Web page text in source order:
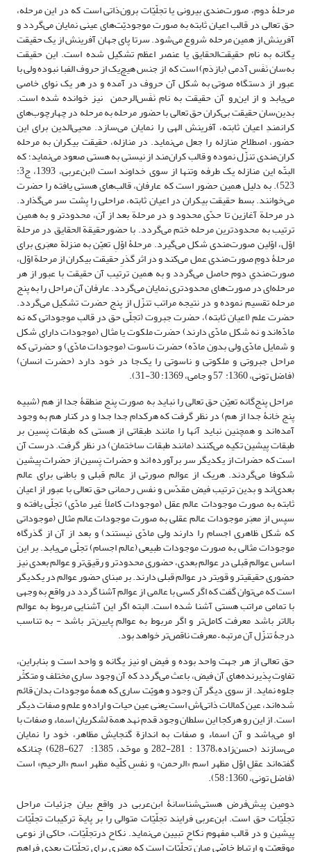
مرحلۀ دوم، صورت‌مندی بیرونی یا تجلّیّات برون‌ذاتی است که در این مرحله،
حق تعالی در قالب اعیان ثابته به صورت موجودیّت‌های عینی نمایان می‌گردد و
آفرینش از همین مرحله شروع می‌شود. سرتا پای جهان آفرینش از یک حقیقت
یگانه به نام حقیقت‌الحقایق یا عنصر اعظم تشکیل شده است. این حقیقت
به‌سان نَفَس آدمی (بازدَم) است که از جنس هیچ‌یک از حروف الفبا نبوده ولی با
عبور از دستگاه صوتی به شکل آن حروف در آمده و در هر یک نوای خاصی
می‌یابد و از این‌رو آن حقیقت به نام نَفَس‌الرحمن نیز خوانده شده است.
بدین‌سان حقیقت بی‌کران حق تعالی با حضور مرحله به مرحله در چهارچوب‌های
کرانمندِ اعیان ثابته، آفرینش الهی را نمایان می‌سازد. محیی‌الدین برای این
حضور، اصطلاح منازله را جعل می‌نماید. در منازله، حقیقت بیکران به مرحله
کران‌مندی تنزّل نموده و قالب کران‌مند از نیستی به هستی صعود می‌نماید؛ که
البتّه این منازله یک طرفه وتنها از سوی خداوند است (ابن‌عربی، 1393، ج3:
523). به دلیل همین حضور است که عارفان، قالب‌های هستی یافته را حضرت
می‌خوانند. بسط حقیقت بیکران در اعیان ثابته، مراحلی را پشت سر می‌گذارد.
در مرحلة آغازین تا حدّی محدود و در مرحلة بعد از آن، محدودتر و به همین
ترتیب به محدود‌ترین مرحله ختم می‌گردد. با حضورحقیقة الحقایق در مرحلة
اوّل، اوّلین صورت‌مندی شکل می‌گیرد. مرحلۀ اوّلِ تعیّن به منزلة معبَری برای
مرحلۀ دومِ صورت‌مندی عمل می‌کند و در اثر گذرِ حقیقت بیکران از مرحلة اوّل،
صورت‌مندیِ دوم حاصل می‌گردد و به همین ترتیب آن حقیقت با عبور از هر
مرحله‌ای در صورت‌های محدودتری نمایان می‌گردد. عارفان آن مراحل را به پنج
مرحله تقسیم نموده و در نتیجه مراتب تنزّل از پنج حضرت تشکیل می‌گردد.
حضرت علم (اعیان ثابته)، حضرت جبروت (تجلّی حق در قالب موجوداتی که نه
مادّه‌اند و نه شکل مادّی دارند) حضرت ملکوت یا مثال (موجودات دارای شکل
و شمایل مادّی ولی بدون مادّه) حضرت ناسوت (موجودات مادّی) و حضرتی که
مراحل جبروتی و ملکوتی و ناسوتی را یک‌جا در خود دارد (حضرت انسان)
(فاضل تونی، 1360: 57 و جامی‌، 1369: 30-31).
مراحل پنج‌گانه تعیّن حق تعالی را نباید به صورت پنج منطقۀ جدا از هم (شبیه
پنج خانۀ جدا از هم) در نظر گرفت که هرکدام جدا جدا و در کنار هم به وجود
آمده‌اند و همچنین نباید آنها را مانند طبقاتی از هستی که طبقات پَسین بر
طبقات پیشین تکیه می‌کنند (مانند طبقات ساختمان) در نظر گرفت. درست آن
است که حضرات از یکدیگر سر برآورده اند و حضرات پَسین از حضرات پیشین
شکوفا می‌گردند. هریک از عوالم صورتی از عالم قبلی و باطنی برای عالم
بعدی‌اند و بدین ترتیب فیض مقدّس و نفس رحمانی حق تعالی با عبور از اعیان
ثابته به صورت موجودات عالم عقل (موجودات کاملاً غیر مادّی) تجلّی یافته و
سپس از معبَر موجودات عالم عقلی به صورت موجودات عالم مثال (موجوداتی
که شکل ظاهری اجسام را دارند ولی مادّی نیستند) و بعد از آن از گذرگاه
موجودات مثالی به صورت موجودات طبیعی (عالم اجسام) تجلّی می‌یابد. بر این
اساس عوالم قبلی در عوالم بعدی، حضوری محدودتر و رقیق‌تر و عوالم بعدی نیز
حضوری حقیقی­تر و قوی­تر در عوالم قبلی دارند. بر مبنای حضور عوالم در یکدیگر
است که می‌توان گفت که اگر کسی با عالمی از عوالم آشنا گردد در واقع به وجهی
با تمامی مراتب هستی آشنا شده است. البته اگر این آشنایی مربوط به عوالم
بالاتر باشد معرفت کامل‌تر و اگر مربوط به عوالم پایین‌تر باشد - به تناسب
درجۀ تنزّل آن مرتبه – معرفت ناقص‌تر خواهد بود.
حق تعالی از هر جهت واحد بوده و فیض او نیز یگانه و واحد است و بنابراین،
تفاوت پذیرنده‌های آن فیض، باعث می‌گردد که آن وجود ساری مختلف و متکثّر
جلوه نماید. از سوی دیگر آن وجود و هویّت ساری که همۀ موجودات بدان قائم
شده‌اند، عین کمالات ذاتی‌اش است یعنی عین حیات و اراده و علم و صفات دیگر
است. از این رو هرکجا این سلطان وجود قدم نهد همة لشکریان اسماء و صفات با
او می‌باشد و آن اسماء و صفات به اندازة گنجایش مظاهر، خود را نمایان
می‌سازند (حسن‌زاده،1378 : 281-282 و موحّد، 1385: 627-628) چنانکه
گفته‌اند عقلِ اوّل مظهر اسم «الرحمن» و نفسِ کلّیه مظهر اسم «الرحیم» است
(فاضل تونی، 1360: 58).
دومین پیش‌فرض هستی‌شناسانۀ ابن‌عربی در واقع بیان جزئیات مراحل
تجلّیّات حق است. ابن‌عربی فرایند تجلّیّات متوالی را بر پایة ترکیبات تجلّیّات
پیشین و در قالب مفهوم نکاح تبیین می‌نماید. نکاح درتجلّیّات، حاکی از نوعی
موقعیّت و ارتباط خاصّی میان تجلّیّات است که معبَری برای تجلّیّات بعدی فراهم